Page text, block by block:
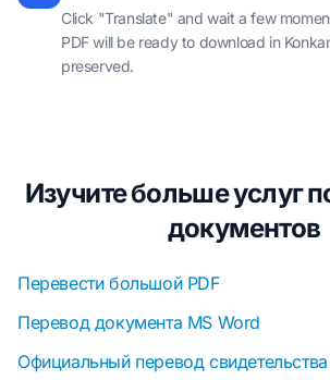
Click "Translate" and wait a few
PDF will be ready to download in
preserved.
Изучите больше услуг
документов
Перевести большой PDF
Перевод документа MS Word
Официальный перевод